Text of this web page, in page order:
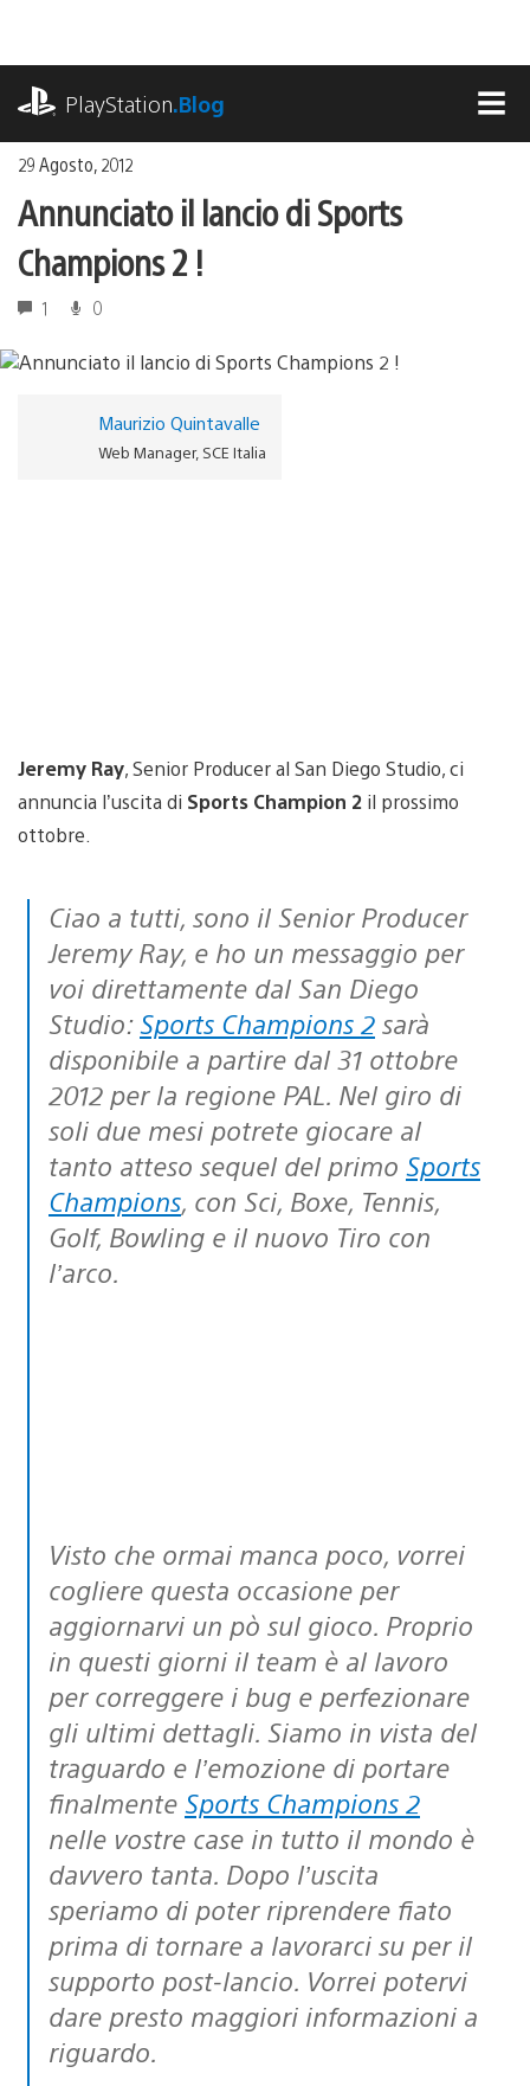
contenuto
PlayStation.Blog
29 Agosto, 2012
Annunciato il lancio di Sports
Champions 2 !
1 0
Maurizio Quintavalle
Web Manager, SCE Italia
Jeremy Ray, Senior Producer al San Diego Studio, ci
annuncia l’uscita di Sports Champion 2 il prossimo
ottobre.
Ciao a tutti, sono il Senior Producer
Jeremy Ray, e ho un messaggio per
voi direttamente dal San Diego
Studio: Sports Champions 2 sarà
disponibile a partire dal 31 ottobre
2012 per la regione PAL. Nel giro di
soli due mesi potrete giocare al
tanto atteso sequel del primo Sports
Champions, con Sci, Boxe, Tennis,
Golf, Bowling e il nuovo Tiro con
l’arco.
Visto che ormai manca poco, vorrei
cogliere questa occasione per
aggiornarvi un pò sul gioco. Proprio
in questi giorni il team è al lavoro
per correggere i bug e perfezionare
gli ultimi dettagli. Siamo in vista del
traguardo e l’emozione di portare
finalmente Sports Champions 2
nelle vostre case in tutto il mondo è
davvero tanta. Dopo l’uscita
speriamo di poter riprendere fiato
prima di tornare a lavorarci su per il
supporto post-lancio. Vorrei potervi
dare presto maggiori informazioni a
riguardo.